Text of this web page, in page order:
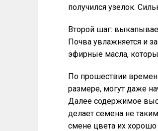
получился узелок.
Второй шаг:
Почва увлажняется и
эфирные масла,
По прошествии
размере, могут даже
Далее содержимое
делает семена не
смене цвета их хорошо